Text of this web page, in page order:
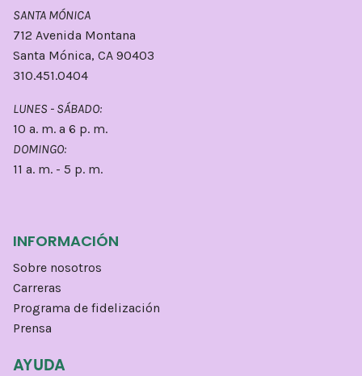
SANTA MÓNICA
712 Avenida Montana
Santa Mónica, CA 90403
310.451.0404
LUNES - SÁBADO:
10 a. m. a 6 p. m.
DOMINGO:
11 a. m. - 5 p. m.
INFORMACIÓN
Sobre nosotros
Carreras
Programa de fidelización
Prensa
AYUDA